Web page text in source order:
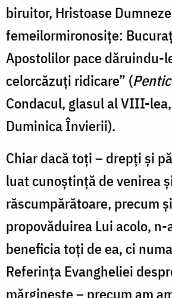
biruitor, Hristoase
femeilormironosițe:
Apostolilor pace dăruindu-
celorcăzuți ridicare” (
Condacul, glasul al VIII-
Duminica Învierii).
Chiar dacă toți – drepţi şi
luat cunoştinţă de venirea
răscumpărătoare, precum
propovăduirea Lui acolo,
beneficia toţi de ea, ci
Referința Evangheliei
mărginește – precum am